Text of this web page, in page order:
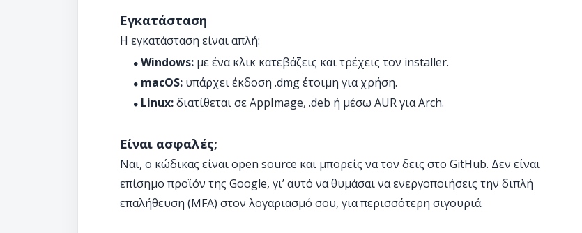
Εγκατάσταση
Η εγκατάσταση είναι απλή:
Windows: με ένα κλικ κατεβάζεις και τρέχεις τον installer.
macOS: υπάρχει έκδοση .dmg έτοιμη για χρήση.
Linux:διατίθεται σε AppImage, .deb ή μέσω AUR για Arch.
Είναι ασφαλές;
Ναι, ο κώδικας είναι open source και μπορείς να τον δεις στο GitHub. Δεν είναι
επίσημο προϊόν της Google, γι’ αυτό να θυμάσαι να ενεργοποιήσεις την διπλή
επαλήθευση (MFA) στον λογαριασμό σου, για περισσότερη σιγουριά.